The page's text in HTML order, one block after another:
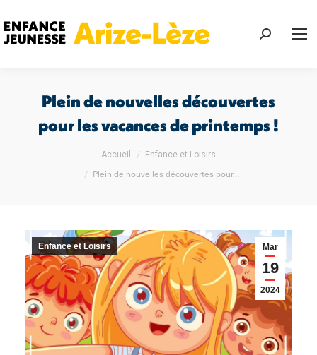
Plein de nouvelles découvertes
pour les vacances de printemps !
Accueil Enfance et Loisirs
Plein de nouvelles découvertes pour…
Mar
19
2024
Enfance et Loisirs